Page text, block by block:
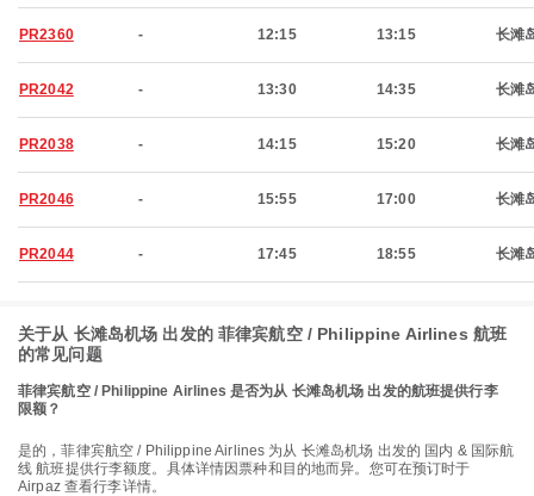
PR2360 - 12:15 13:15 长滩
PR2042 - 13:30 14:35 长滩
PR2038 - 14:15 15:20 长滩
PR2046 - 15:55 17:00 长滩
PR2044 - 17:45 18:55 长滩
关于从 长滩岛机场 出发的 菲律宾航空 / Philippine Airlines 航班
的常见问题
菲律宾航空 / Philippine Airlines 是否为从 长滩岛机场 出发的航班提供行李
限额？
是的，菲律宾航空 / Philippine Airlines 为从 长滩岛机场 出发的 国内 & 国际航
线 航班提供行李额度。具体详情因票种和目的地而异。您可在预订时于
Airpaz 查看行李详情。